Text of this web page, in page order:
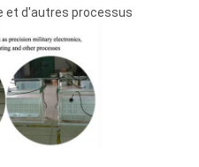
et d'autres processus